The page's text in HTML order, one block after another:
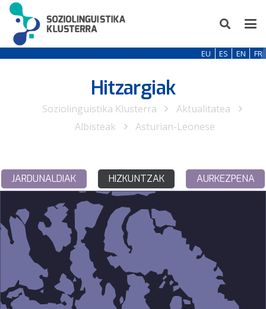
EU ES EN FR
Hitzargiak
Soziolinguistika Klusterra
Aktualitatea
Albisteak
Asturian-Leonese
JARDUNALDIAK HIZKUNTZAK AURKEZPENA